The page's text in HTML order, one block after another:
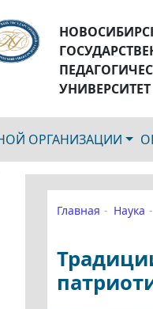
УНИВЕРСИТЕТ
ОРГАНИЗАЦИИ
Главная Наука